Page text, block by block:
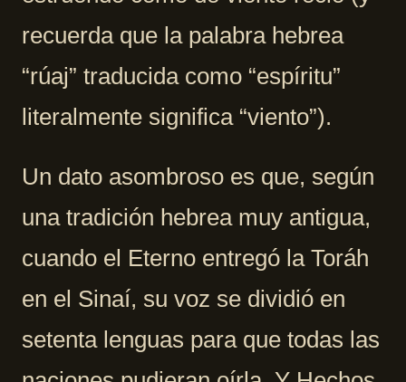
recuerda que la palabra hebrea
“rúaj” traducida como “espíritu”
literalmente significa “viento”).
Un dato asombroso es que, según
una tradición hebrea muy antigua,
cuando el Eterno entregó la Toráh
en el Sinaí, su voz se dividió en
setenta lenguas para que todas las